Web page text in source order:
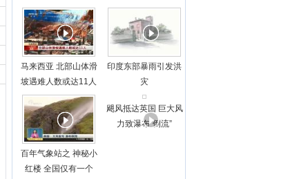
马来西亚 北部山体滑
坡遇难人数或达11人
印度东部暴雨引发洪
灾
百年气象站之 神秘小
红楼 全国仅有一个
飓风抵达英国 巨大风
力致瀑布“倒流”